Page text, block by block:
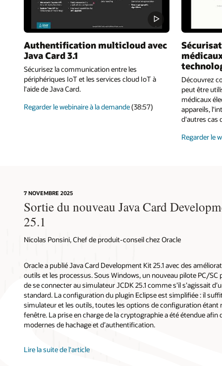
plateforme
Java
Authentification multicloud avec
Java Card 3.1
Sécurisez la communication entre les
périphériques IoT et les services cloud IoT à
l'aide de Java Card.
Regarder le webinaire à la demandesur
(38:57)
Découvrez
peut être
médicaux
appareils,
d'autres cas
Regarder le
7 NOVEMBRE 2025
Sortie du nouveau Java Card
25.1
Nicolas Ponsini, Chef de produit-conseil chez Oracle
Oracle a publié Java Card Development Kit 25.1 avec des
outils et les processus. Sous Windows, un nouveau pilote PC/
de se connecter au simulateur JCDK 25.1 comme s’il s’agissait
standard. La configuration du plugin Eclipse est simplifiée : il
simulateur et les outils, toutes les options de configuration étant
fenêtre. La prise en charge de la cryptographie a été étendue afin
modernes de hachage et d’authentification.
Lire la suite de l'article